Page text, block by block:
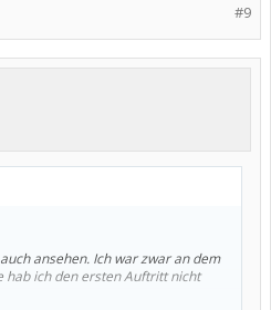
#9
ansehen. Ich war zwar an dem
hab ich den ersten Auftritt nicht